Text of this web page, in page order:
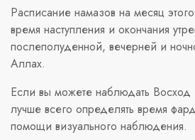
Расписание намазов на месяц
время наступления и окончания
послеполуденной, вечерней и
Аллах.
Если вы можете наблюдать Восход
лучше всего определять время
помощи визуального наблюдения.